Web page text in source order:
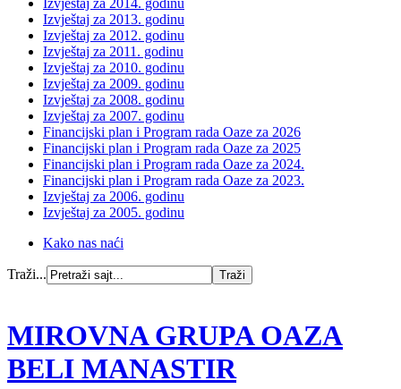
Izvještaj za 2014. godinu
Izvještaj za 2013. godinu
Izvještaj za 2012. godinu
Izvještaj za 2011. godinu
Izvještaj za 2010. godinu
Izvještaj za 2009. godinu
Izvještaj za 2008. godinu
Izvještaj za 2007. godinu
Financijski plan i Program rada Oaze za 2026
Financijski plan i Program rada Oaze za 2025
Financijski plan i Program rada Oaze za 2024.
Financijski plan i Program rada Oaze za 2023.
Izvještaj za 2006. godinu
Izvještaj za 2005. godinu
Kako nas naći
Traži...
MIROVNA GRUPA OAZA
BELI MANASTIR